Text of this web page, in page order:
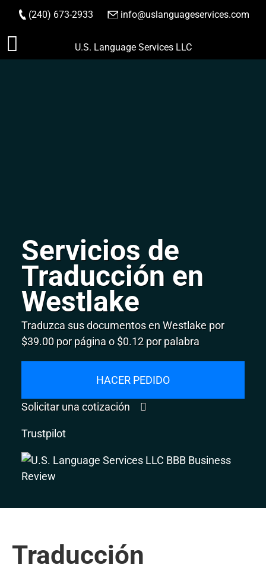
Saltar
(240) 673-2933 info@uslanguageservices.com
HACER PEDIDO
U.S. Language Services LLC
Servicios de
Traducción en
Westlake
Traduzca sus documentos en Westlake por
$39.00 por página o $0.12 por palabra
HACER PEDIDO
Solicitar una cotización
Trustpilot
Traducción